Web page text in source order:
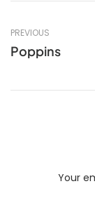
PREVIOUS
Poppins
Your